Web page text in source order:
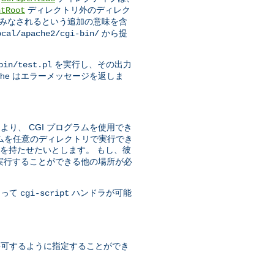
ディレクトリ外のディレク
なされるという追加の意味を含
apache2/cgi-bin/ から提
test.pl を実行し、その出力
はエラーメッセージを返しま
り、 CGI プログラムを使用でき
任意のディレクトリで実行でき
持たせたいとします。 もし、彼
することができる他の場所が必
て cgi-script ハンドラが可能
するように指定することができ